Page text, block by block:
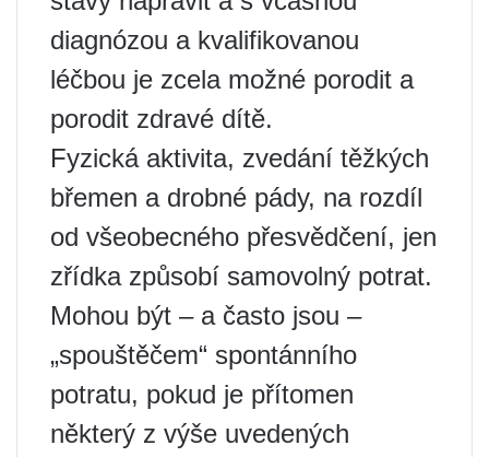
diagnózou a kvalifikovanou
léčbou je zcela možné porodit a
porodit zdravé dítě.
Fyzická aktivita, zvedání těžkých
břemen a drobné pády, na rozdíl
od všeobecného přesvědčení, jen
zřídka způsobí samovolný potrat.
Mohou být – a často jsou –
„spouštěčem“ spontánního
potratu, pokud je přítomen
některý z výše uvedených